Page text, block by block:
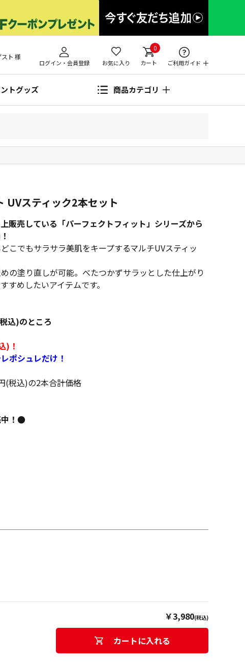
スト 様
ログイン・会員登録 お気に入り
0
カート ご利用ガイド
トグッズ 商品カテゴリ
UVスティック2本セット
販売している「パーフェクトフィット」シリーズから
こでもサラサラ美肌をキープするマルチUVスティッ
の塗り直しが可能。べたつかずサラッとした仕上がり
すめしたいアイテムです。
込)のところ
)！
ポシュレだけ！
(税込)の2本合計価格
中！●
￥3,980(税込)
カートに入れる